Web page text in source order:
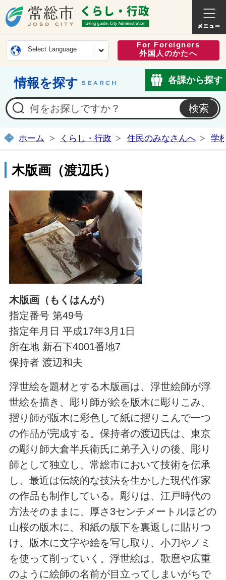
常総市公式ホームページ
くらし
Select Language
For Foreigners
外国人のかたへ
情報を探す 各課から探す
ホーム くらし・行政 住民のみなさんへ 学
木版画（渡辺氏）
木版画（もくはんが）
指定番号 第49号
指定年月日 平成17年3月1日
所在地 新石下4001番地7
保持者 渡辺和夫
浮世絵を題材とする木版画は、浮世絵師が浮
世絵を描き、彫り師が絵を版木に彫りこみ、
摺り師が版木に彩色して紙に摺りこんで一つ
の作品が完成する。保持者の渡辺氏は、東京
の彫り師大倉半兵衛氏に弟子入りの後、彫り
師として独立し、常総市において技術を伝承
し、最近は伝統的な技法を生かした現代作家
の作品も制作している。彫りは、江戸時代の
方法そのままに、厚さ3センチメートルほどの
山桜の版木に、和紙の版下を裏返しに貼りつ
け、版木に文字や絵を写し取り、小刀やノミ
を使って削っていく。浮世絵は、歌麿や広重
のように絵師の名前が目立ってしまいがちで